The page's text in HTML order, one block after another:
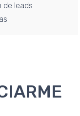
de leads